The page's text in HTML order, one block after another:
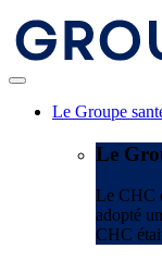
Le Groupe
Le
Le CHC
adopté
CHC